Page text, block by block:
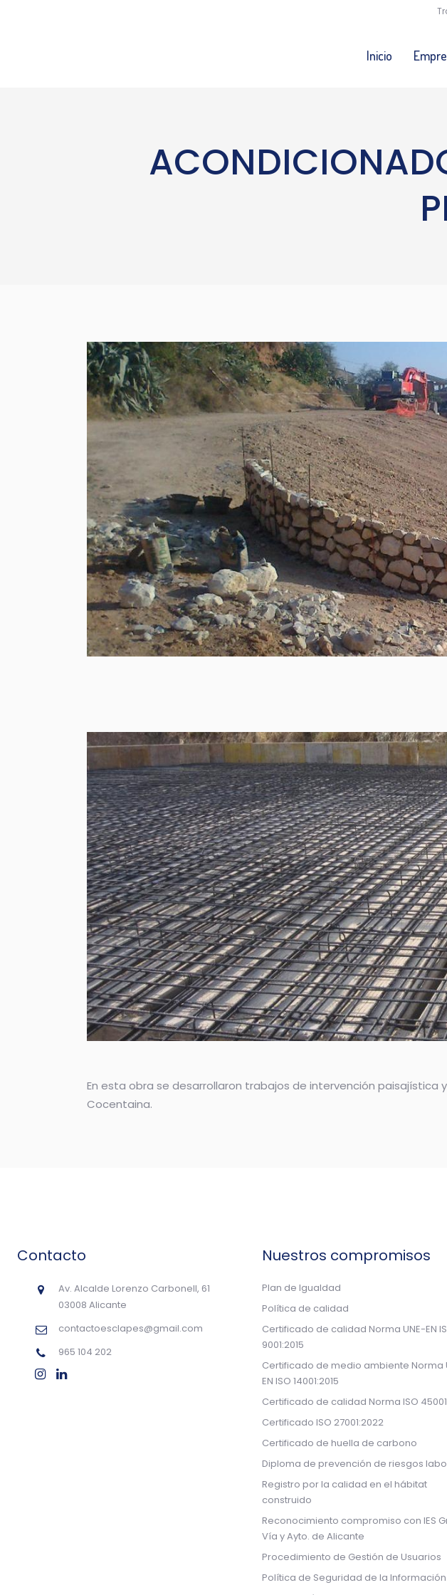
Inicio
En esta obra se desarrollaron trabajos de intervención
Cocentaina.
Contacto
Av. Alcalde Lorenzo Carbonell, 61
03008 Alicante
contactoesclapes@gmail.com
965 104 202
Nuestros compromisos
Plan de Igualdad
Política de calidad
Certificado de calidad Norma UNE-EN
9001:2015
Certificado de medio ambiente Norma
EN ISO 14001:2015
Certificado de calidad Norma ISO
Certificado ISO 27001:2022
Certificado de huella de carbono
Diploma de prevención de riesgos
Registro por la calidad en el hábitat
construido
Reconocimiento compromiso con IES
Vía y Ayto. de Alicante
Procedimiento de Gestión de Usuarios
Política de Seguridad de la Información